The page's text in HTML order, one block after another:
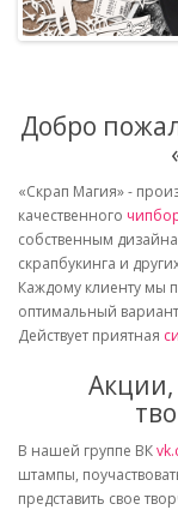
Добро
«Скрап Магия» -
качественного
собственным
скрапбукинга и
Каждому клиенту мы
оптимальный
Действует приятная
В нашей группе ВК
штампы,
представить свое